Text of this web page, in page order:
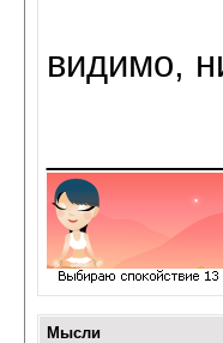
видимо,
Мысли